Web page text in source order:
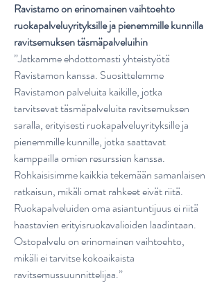
Ravistamo on erinomainen vaihtoehto
ruokapalveluyrityksille ja pienemmille kunnilla
ravitsemuksen täsmäpalveluihin
”Jatkamme ehdottomasti yhteistyötä
Ravistamon kanssa. Suosittelemme
Ravistamon palveluita kaikille, jotka
tarvitsevat täsmäpalveluita ravitsemuksen
saralla, erityisesti ruokapalveluyrityksille ja
pienemmille kunnille, jotka saattavat
kamppailla omien resurssien kanssa.
Rohkaisisimme kaikkia tekemään samanlaisen
ratkaisun, mikäli omat rahkeet eivät riitä.
Ruokapalveluiden oma asiantuntijuus ei riitä
haastavien erityisruokavalioiden laadintaan.
Ostopalvelu on erinomainen vaihtoehto,
mikäli ei tarvitse kokoaikaista
ravitsemussuunnittelijaa.”